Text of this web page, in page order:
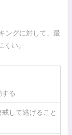
ングに対して、最
い。
る
して逃げること